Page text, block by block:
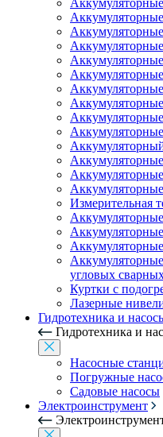
Аккумуляторные
Измерительная
угловых
Куртки с
Лазерные
Гидротехника и
Гидротехника и
Насосные
Погружные
Садовые насосы
Электроинструмент